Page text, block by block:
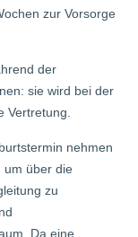
zur Vorsorge
der
sie wird bei der
Vertretung.
nehmen
um über die
zu
Da eine